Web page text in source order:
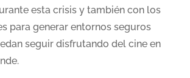
esta crisis y también con los
para generar entornos seguros
seguir disfrutando del cine en